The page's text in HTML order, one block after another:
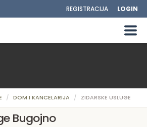
REGISTRACIJA LOGIN
DOM I KANCELARIJA ZIDARSKE USLUGE
Bugojno